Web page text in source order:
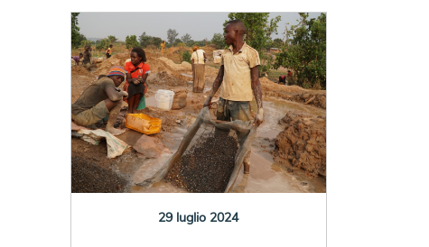
29 luglio 2024